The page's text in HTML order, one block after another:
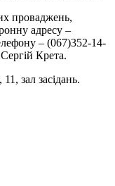
проваджень,
адресу –
– (067)352-14-
Крета.
зал засідань.